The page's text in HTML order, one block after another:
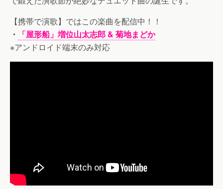
【携帯で演歌】ではこの楽曲を配信中！！
・
「屋形船」増位山太志郎 & 菊地まどか
※アンドロイド端末のみ対応